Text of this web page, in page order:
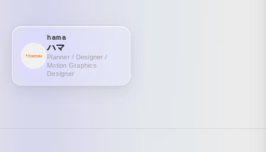
hama
ハマ
Planner / Designer /
Motion Graphics
Designer